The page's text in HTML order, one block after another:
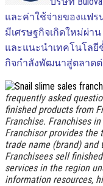
และค่าใช้จ่ายของแฟ
มีเศรษฐกิจเกิดใหม่ผ่าน
และแนะนําเทคโนโล
กิจกําลังพัฒนาสู่ตลาดต่
frequently asked
finished products from
Franchise. Franchises
Franchisor provides the
trade name(brand) and
Franchisees sell
services in the region
information resources,